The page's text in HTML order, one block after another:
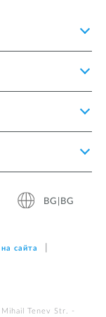
BG|BG
сайта
Tenev Str. -